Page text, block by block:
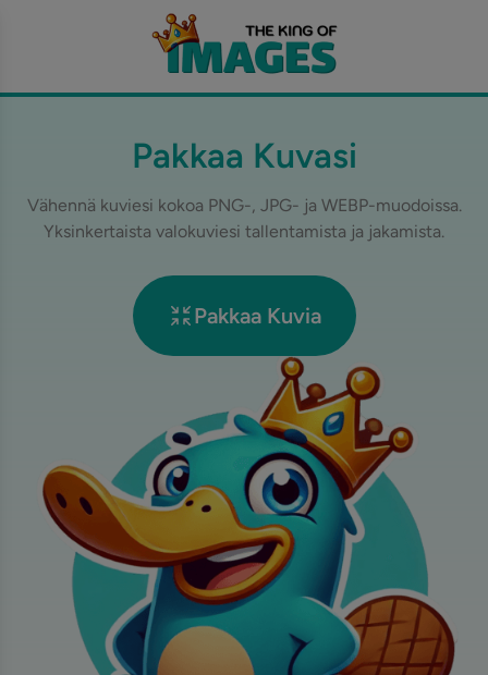
Pakkaa Kuvasi
Vähennä kuviesi kokoa PNG-, JPG- ja WEBP-muodoissa.
Yksinkertaista valokuviesi tallentamista ja jakamista.
Pakkaa Kuvia